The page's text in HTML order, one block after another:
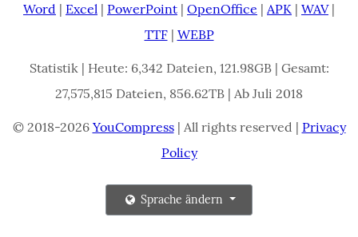
Word | Excel | PowerPoint | OpenOffice | APK | WAV|
TTF| WEBP
Statistik | Heute: 6,342 Dateien, 121.98GB | Gesamt:
27,575,815 Dateien, 856.62TB | Ab Juli 2018
© 2018-2026 YouCompress| All rights reserved | Privacy
Policy
Sprache ändern